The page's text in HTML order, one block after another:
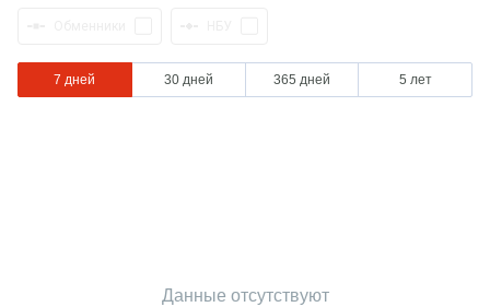
7 дней 30 дней 365 дней 5 лет
Данные отсутствуют